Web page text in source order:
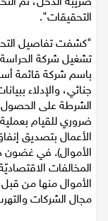
ستوديو انتخابات 2022
التحقيقات".
"كشفت تفاصيل
تشغيل شركة الحراسة
باسم شركة قائمة
جنائي، والإدلاء
الشرطة على
ضروري للقيام
الأعمال بتصديق
الأموال). في غضون
المخالفات
الأموال منها من قبل
مجال الشركات